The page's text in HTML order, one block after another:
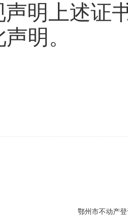
声明上述证
明。
鄂州市不动产